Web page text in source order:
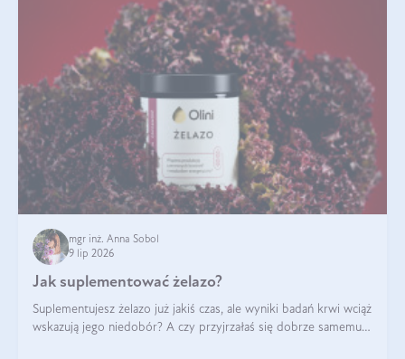
mgr inż. Anna Sobol
9 lip 2026
Jak suplementować żelazo?
Suplementujesz żelazo już jakiś czas, ale wyniki badań krwi wciąż
wskazują jego niedobór? A czy przyjrzałaś się dobrze samemu